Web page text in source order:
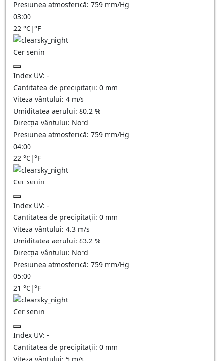
Presiunea atmosferică: 759 mm/Hg
03:00
22 °C|°F
Cer senin
Index UV: -
Cantitatea de precipitații: 0 mm
Viteza vântului: 4 m/s
Umiditatea aerului: 80.2 %
Direcția vântului: Nord
Presiunea atmosferică: 759 mm/Hg
04:00
22 °C|°F
Cer senin
Index UV: -
Cantitatea de precipitații: 0 mm
Viteza vântului: 4.3 m/s
Umiditatea aerului: 83.2 %
Direcția vântului: Nord
Presiunea atmosferică: 759 mm/Hg
05:00
21 °C|°F
Cer senin
Index UV: -
Cantitatea de precipitații: 0 mm
Viteza vântului: 5 m/s